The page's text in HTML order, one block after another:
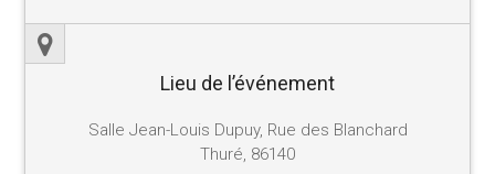
Lieu de l’événement
Salle Jean-Louis Dupuy, Rue des Blanchard
Thuré, 86140